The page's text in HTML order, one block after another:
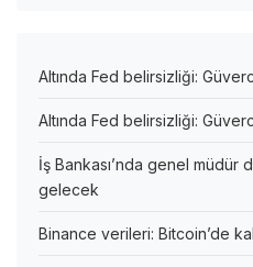
Altında Fed belirsizliği:
Altında Fed belirsizliği:
İş Bankası’nda genel müdür
gelecek
Binance verileri: Bitcoin’de